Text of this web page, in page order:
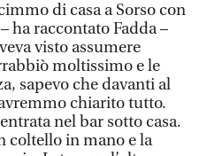
di casa a Sorso con
ha raccontato Fadda –
visto assumere
moltissimo e le
sapevo che davanti al
chiarito tutto.
nel bar sotto casa.
coltello in mano e la